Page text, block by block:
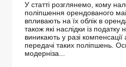
У статті розглянемо, кому
поліпшення орендованого
впливають на їх облік в
також які наслідки із
виникають у разі
передачі таких поліпшень.
модерніза...